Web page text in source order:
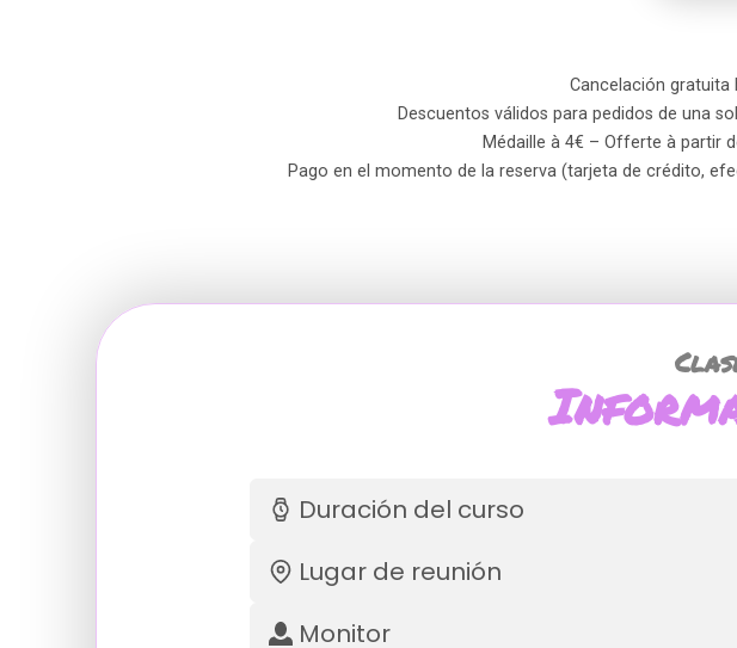
Cancelación gratuita
Descuentos válidos para pedidos de una
Médaille à 4€ – Offerte à partir
Pago en el momento de la reserva (tarjeta de crédito,
Duración del curso
Lugar de reunión
Monitor